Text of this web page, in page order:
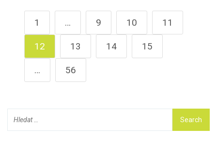
1 … 9 10 11
12 13 14 15
… 56